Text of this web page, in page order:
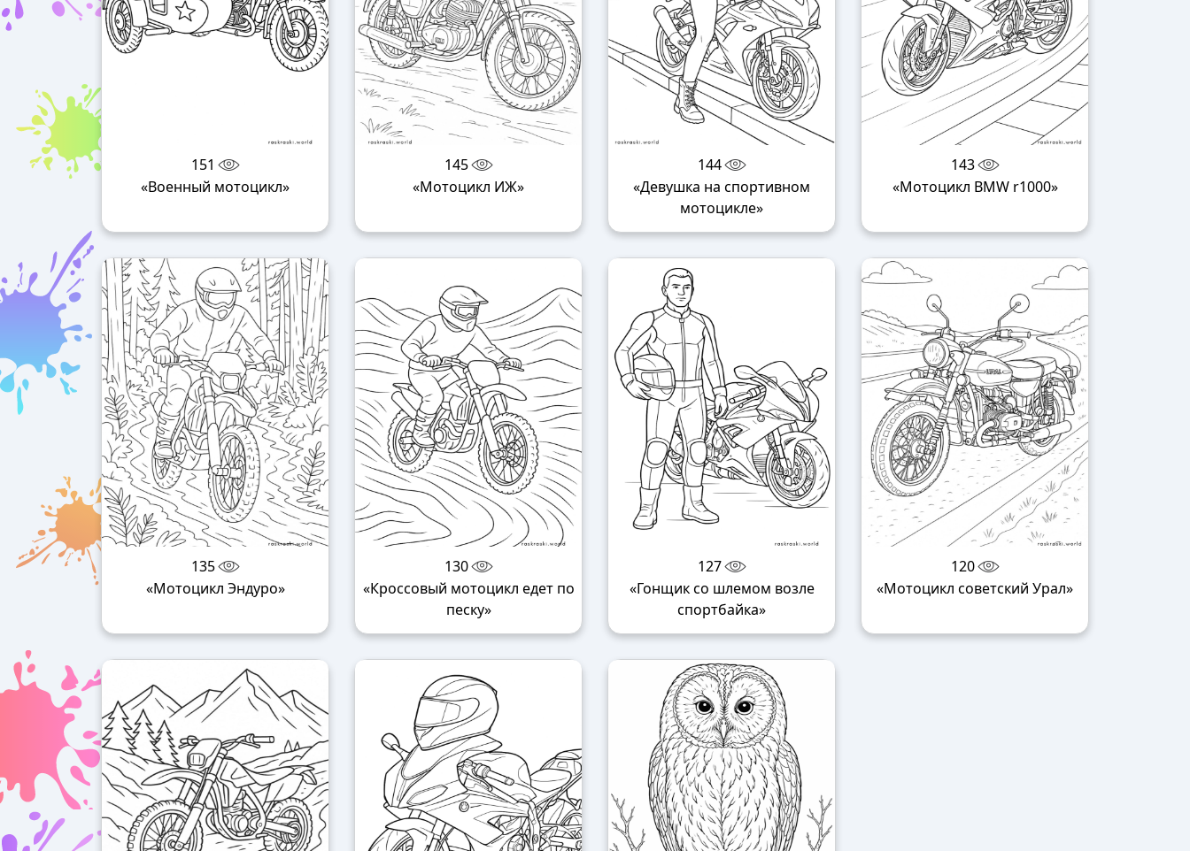
151
«Военный мотоцикл»
145
«Мотоцикл ИЖ»
144
«Девушка на спортивном
мотоцикле»
143
«Мотоцикл BMW r1000»
135
«Мотоцикл Эндуро»
130
«Кроссовый мотоцикл едет по
песку»
127
«Гонщик со шлемом возле
спортбайка»
120
«Мотоцикл советский Урал»